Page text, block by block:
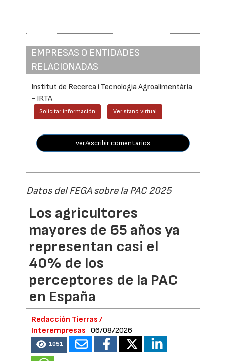
EMPRESAS O ENTIDADES
RELACIONADAS
Institut de Recerca i Tecnologia Agroalimentària
- IRTA
Solicitar información Ver stand virtual
ver/escribir comentarios
Datos del FEGA sobre la PAC 2025
Los agricultores
mayores de 65 años ya
representan casi el
40% de los
perceptores de la PAC
en España
Redacción Tierras /
Interempresas
06/08/2026
1051